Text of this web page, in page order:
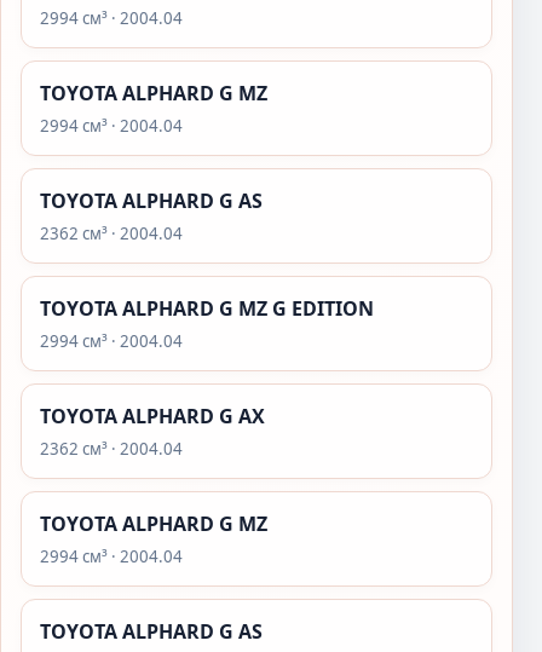
2994 см³ · 2004.04
TOYOTA ALPHARD G MZ
2994 см³ · 2004.04
TOYOTA ALPHARD G AS
2362 см³ · 2004.04
TOYOTA ALPHARD G MZ G EDITION
2994 см³ · 2004.04
TOYOTA ALPHARD G AX
2362 см³ · 2004.04
TOYOTA ALPHARD G MZ
2994 см³ · 2004.04
TOYOTA ALPHARD G AS